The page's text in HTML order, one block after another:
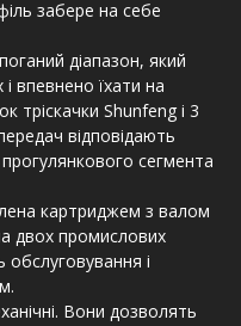
забере на себе
діапазон, який
впевнено їхати на
тріскачки Shunfeng і 3
відповідають
сегмента
​​картриджем з валом
двох промислових
і
Вони дозволять